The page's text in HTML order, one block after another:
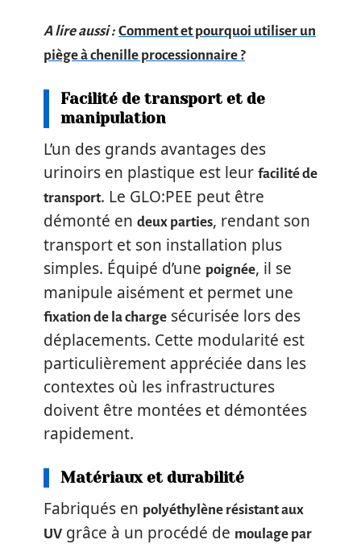
A lire aussi : Comment et pourquoi utiliser un
piège à chenille processionnaire ?
Facilité de transport et de
manipulation
L’un des grands avantages des
urinoirs en plastique est leur facilité de
transport. Le GLO:PEE peut être
démonté en deux parties, rendant son
transport et son installation plus
simples. Équipé d’une poignée, il se
manipule aisément et permet une
fixation de la charge sécurisée lors des
déplacements. Cette modularité est
particulièrement appréciée dans les
contextes où les infrastructures
doivent être montées et démontées
rapidement.
Matériaux et durabilité
Fabriqués en polyéthylène résistant aux
UV grâce à un procédé de moulage par